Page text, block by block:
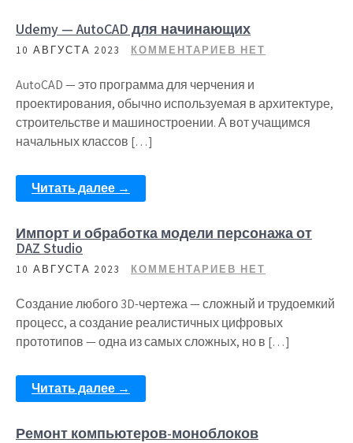
Udemy — AutoCAD для начинающих
10 АВГУСТА 2023 КОММЕНТАРИЕВ НЕТ
AutoCAD — это программа для черчения и
проектирования, обычно используемая в архитектуре,
строительстве и машиностроении. А вот учащимся
начальных классов […]
Читать далее →
Импорт и обработка модели персонажа от
DAZ Studio
10 АВГУСТА 2023 КОММЕНТАРИЕВ НЕТ
Создание любого 3D-чертежа — сложный и трудоемкий
процесс, а создание реалистичных цифровых
прототипов — одна из самых сложных, но в […]
Читать далее →
Ремонт компьютеров-моноблоков